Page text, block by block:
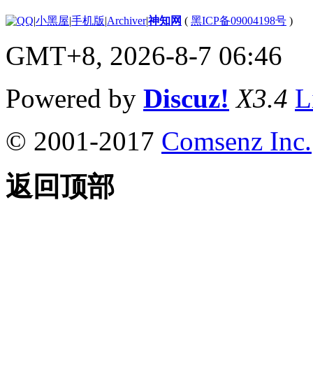
|小黑屋|手机版|Archiver|神知网 ( 黑ICP备09004198号 )
GMT+8, 2026-8-7 06:46
Powered by Discuz! X3.4
© 2001-2017 Comsenz Inc.
返回顶部